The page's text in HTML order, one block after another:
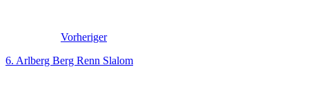
Vorheriger
6. Arlberg Berg Renn Slalom